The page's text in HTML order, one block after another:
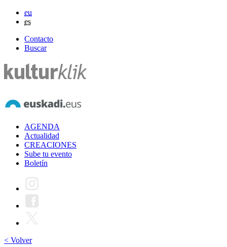
eu
es
Contacto
Buscar
AGENDA
Actualidad
CREACIONES
Sube tu evento
Boletín
< Volver